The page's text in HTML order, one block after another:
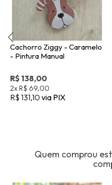
Cachorro Ziggy - Caramelo
- Pintura Manual
R$ 138,00
2x R$ 69,00
R$ 131,10 via PIX
Quem comprou